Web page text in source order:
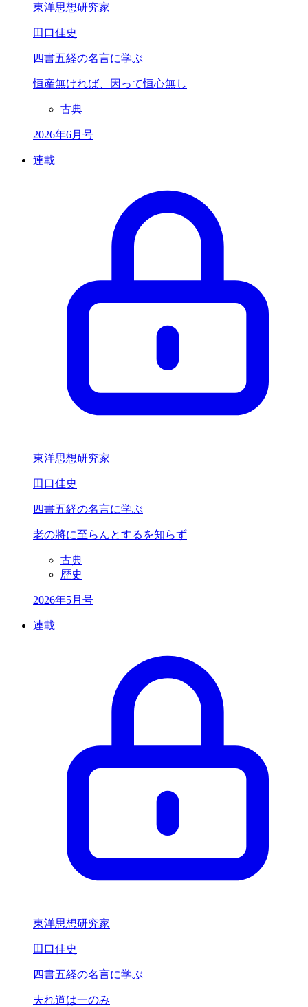
東洋思想研究家
田口佳史
四書五経の名言に学ぶ
恒産無ければ、 因って恒心無し
古典
2026年6月号
連載
東洋思想研究家
田口佳史
四書五経の名言に学ぶ
老の將に至らんとするを知らず
古典
歴史
2026年5月号
連載
東洋思想研究家
田口佳史
四書五経の名言に学ぶ
夫れ道は一のみ